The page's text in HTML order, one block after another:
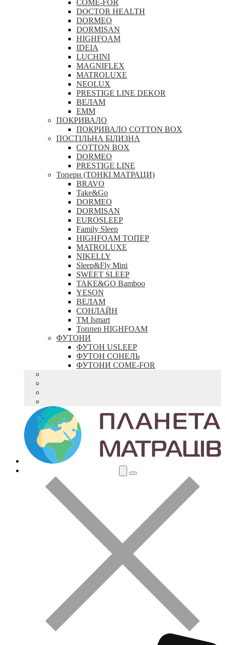
COME-FOR
DOCTOR HEALTH
DORMEO
DORMISAN
HIGHFOAM
IDEIA
LUCHINI
MAGNIFLEX
MATROLUXE
NEOLUX
PRESTIGE LINE DEKOR
ВЕЛАМ
ЕММ
ПОКРИВАЛО
ПОКРИВАЛО COTTON BOX
ПОСТІЛЬНА БІЛИЗНА
COTTON BOX
DORMEO
PRESTIGE LINE
Топери (ТОНКІ МАТРАЦИ)
BRAVO
Take&Go
DORMEO
DORMISAN
EUROSLEEP
Family Sleep
HIGHFOAM ТОПЕР
MATROLUXE
NIKELLY
Sleep&Fly Mini
SWEET SLEEP
TAKE&GO Bamboo
YESON
ВЕЛАМ
СОНЛАЙН
ТМ Ismart
Топпер HIGHFOAM
ФУТОНИ
ФУТОН USLEEP
ФУТОН СОНЕЛЬ
ФУТОНИ COME-FOR